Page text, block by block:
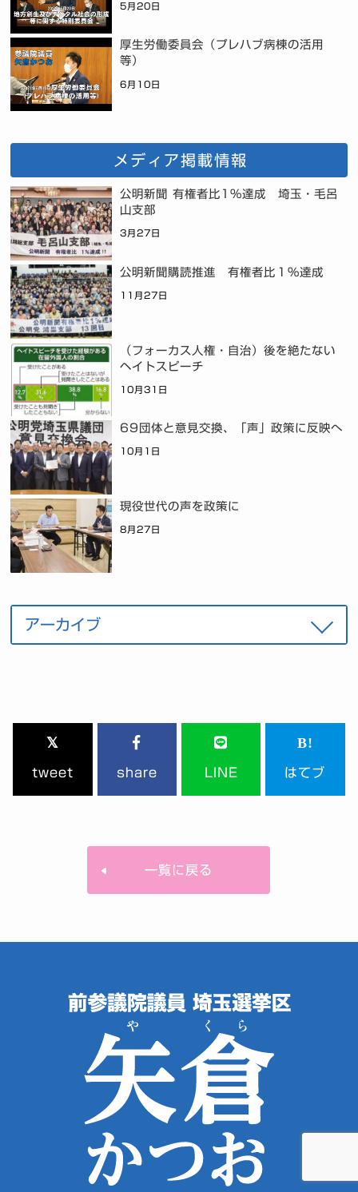
5月20日
厚生労働委員会（プレハブ病棟の活用
等）
6月10日
メディア掲載情報
公明新聞 有権者比1%達成 埼玉・毛呂
山支部
3月27日
公明新聞購読推進 有権者比１％達成
11月27日
（フォーカス人権・自治）後を絶たない
ヘイトスピーチ
10月31日
69団体と意見交換、「声」政策に反映へ
10月1日
現役世代の声を政策に
8月27日
tweet share LINE はてブ
一覧に戻る